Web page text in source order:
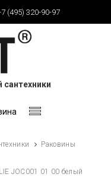
(495) 320-90-97
сантехники
Раковины
JOC001 01 00 белый